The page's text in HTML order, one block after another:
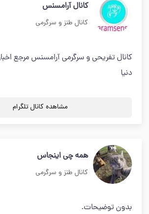
کانال آرامسنس
کانال طنز و سرگرمی
کانال تفریحی و سرگرمی آرامسنس مرجع
دنیا
مشاهده کانال تلگرام
همه چی اینجاس
کانال طنز و سرگرمی
بدون توضیحات.